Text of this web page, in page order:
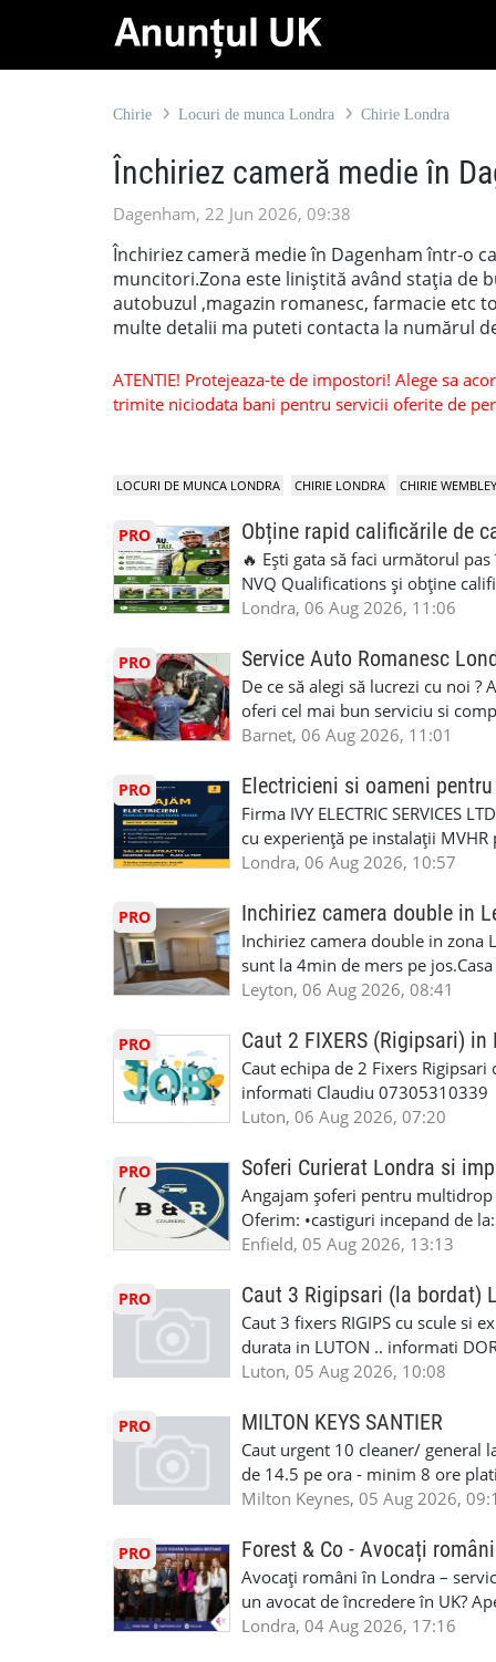
Chirie Locuri de munca Londra Chirie Londra
Închiriez cameră medie în
Dagenham, 22 Jun 2026, 09:38
Închiriez cameră medie în Dagenham într-o
muncitori.Zona este liniștită având stația de
autobuzul ,magazin romanesc, farmacie etc
multe detalii ma puteti contacta la numărul
ATENTIE! Protejeaza-te de impostori! Alege sa
trimite niciodata bani pentru servicii oferite de
LOCURI DE MUNCA LONDRA CHIRIE LONDRA CHIRIE WEMBLEY
PRO Obține rapid calificările de
🔥 Ești gata să faci următorul
NVQ Qualifications și obține
Calificări recunoscute în UK ✅
competențele 👷 Indiferent dacă
oficială, noi te ajutăm să alegi
complicații. 💥 Suport real de la
noi oportunități de muncă și de
6RR 🚀 CSCS Colindale – GQA
te astăzi. Construiește-ți viitorul
Londra, 06 Aug 2026, 11:06
PRO Service Auto Romanesc
De ce să alegi să lucrezi cu noi
oferi cel mai bun serviciu si
alegerea ideală: Personal
Auto. Indiferent de situație,
repara in scurt timp si eficient
garaj auto care ofera orice tip de
Lucram cu Toate Garantiile si
iTP/MOT Masini Mici si Vanuri
Accident Management, Preluam
Masina la Schimb. ✅ Distributii
Geometrie Profesionala Roti
Explicatii. ✅ Suntem foarte buni
Reparam orice tip de masina
Masina de Drum Lung. ✅
Detailing Auto Interior/Exterior.
WhatsApp Text https://wa.link/
6HB
#AtelierAutoLondra
#RomanianGarageRepair
#RomanianMechanic
#MecaniciProfesionistiLondra
#mecanicmoldoveanlondra
Barnet, 06 Aug 2026, 11:01
PRO Electricieni si oameni
Firma IVY ELECTRIC SERVICES
cu experiență pe instalații
obligatorii: 🔹 Full PPE
lucru constant ✅ Echipă
detalii și programare, trimiteți
Londra, 06 Aug 2026, 10:57
PRO Inchiriez camera double in
Inchiriez camera double in zona
sunt la 4min de mers pe
incluse.Cautam o persoana sau
seriozitate.Multumesc anticipat.
Leyton, 06 Aug 2026, 08:41
PRO Caut 2 FIXERS (Rigipsari) in
Caut echipa de 2 Fixers
informati Claudiu 07305310339
Luton, 06 Aug 2026, 07:20
PRO Soferi Curierat Londra si
Angajam șoferi pentru
Oferim: •castiguri incepand de
pentru cei platitori de VAT si
status obligatoriu •varsta
compania aplica pentru
•oferim: - training platit (3 zile-
nedeterminata. -full time/ part-
masinii). Acceptam cu permis
Enfield - Weybridge - Romford -
programari la interviu apelati
Enfield, 05 Aug 2026, 13:13
PRO Caut 3 Rigipsari (la bordat)
Caut 3 fixers RIGIPS cu scule si
durata in LUTON .. informati
Luton, 05 Aug 2026, 10:08
PRO MILTON KEYS SANTIER
Caut urgent 10 cleaner/ general
de 14.5 pe ora - minim 8 ore
la Amazon. Munca este usoara,
SAPTAMANALA Contact: +44
interesati
Milton Keynes, 05 Aug 2026,
PRO Forest & Co - Avocați
Avocați români în Londra –
un avocat de încredere în UK?
Solicitors, indiferent că ai nevoie
Londra, 04 Aug 2026, 17:16